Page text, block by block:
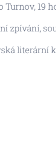
Turnov, 19
zpívání,
literární